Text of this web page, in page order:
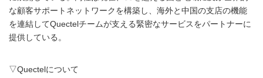
な顧客サポートネットワークを構築し、海外と中国の支店の機能
を連結してQuectelチームが支える緊密なサービスをパートナーに
提供している。
▽Quectelについて